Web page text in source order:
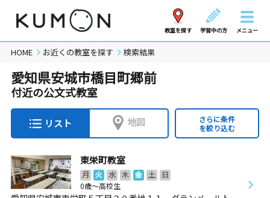
教室を探す 学習中の方 メニュー
HOME お近くの教室を探す 検索結果
愛知県安城市橋目町郷前
付近の公文式教室
リスト 地図
さらに条件
を絞り込む
東栄町教室
月 火 水 木 金 土
日
0歳～高校生